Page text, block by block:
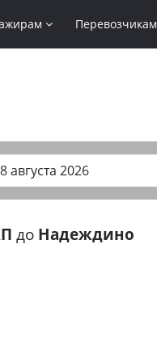
Перевозчикам
до Надеждино